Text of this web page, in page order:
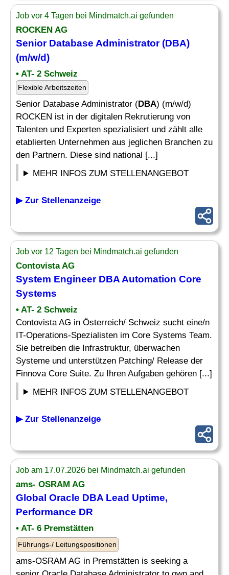
Job vor 4 Tagen bei Mindmatch.ai gefunden
ROCKEN AG
Senior Database Administrator (DBA)
(m/w/d)
• AT- 2 Schweiz
Flexible Arbeitszeiten
Senior Database Administrator (DBA) (m/w/d)
ROCKEN ist in der digitalen Rekrutierung von
Talenten und Experten spezialisiert und zählt alle
etablierten Unternehmen aus jeglichen Branchen zu
den Partnern. Diese sind national [...]
MEHR INFOS ZUM STELLENANGEBOT
▶ Zur Stellenanzeige
Job vor 12 Tagen bei Mindmatch.ai gefunden
Contovista AG
System Engineer DBA Automation Core
Systems
• AT- 2 Schweiz
Contovista AG in Österreich/ Schweiz sucht eine/n
IT-Operations-Spezialisten im Core Systems Team.
Sie betreiben die Infrastruktur, überwachen
Systeme und unterstützen Patching/ Release der
Finnova Core Suite. Zu Ihren Aufgaben gehören [...]
MEHR INFOS ZUM STELLENANGEBOT
▶ Zur Stellenanzeige
Job am 17.07.2026 bei Mindmatch.ai gefunden
ams- OSRAM AG
Global Oracle DBA Lead Uptime,
Performance DR
• AT- 6 Premstätten
Führungs-/ Leitungspositionen
ams-OSRAM AG in Premstätten is seeking a